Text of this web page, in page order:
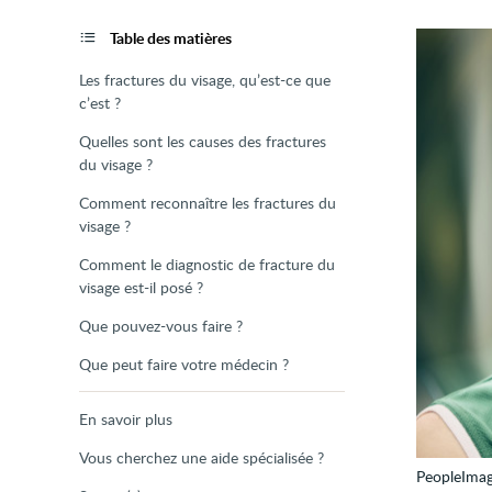
page
Table des matières
Les fractures du visage, qu’est-ce que
c’est ?
Quelles sont les causes des fractures
du visage ?
Comment reconnaître les fractures du
visage ?
Comment le diagnostic de fracture du
visage est-il posé ?
Que pouvez-vous faire ?
Que peut faire votre médecin ?
En savoir plus
Vous cherchez une aide spécialisée ?